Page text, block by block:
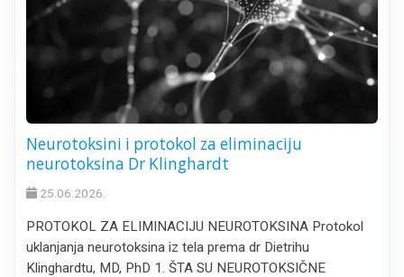
Neurotoksini i protokol za eliminaciju
neurotoksina Dr Klinghardt
25.06.2026.
PROTOKOL ZA ELIMINACIJU NEUROTOKSINA Protokol
uklanjanja neurotoksina iz tela prema dr Dietrihu
Klinghardtu, MD, PhD 1. ŠTA SU NEUROTOKSIČNE